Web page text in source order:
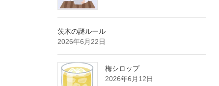
茨木の謎ルール
2026年6月22日
梅シロップ
2026年6月12日